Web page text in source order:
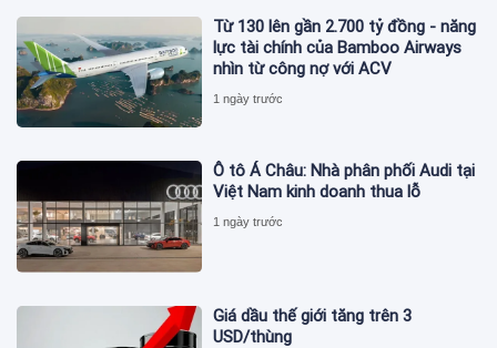
Từ 130 lên gần 2.700 tỷ đồng - năng
lực tài chính của Bamboo Airways
nhìn từ công nợ với ACV
1 ngày trước
Ô tô Á Châu: Nhà phân phối Audi tại
Việt Nam kinh doanh thua lỗ
1 ngày trước
Giá dầu thế giới tăng trên 3
USD/thùng